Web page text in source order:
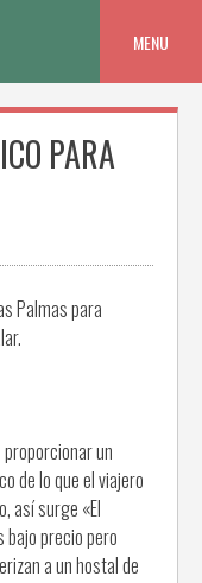
MENU
PARA
Palmas para
proporcionar un
de lo que el viajero
así surge «El
bajo precio pero
a un hostal de